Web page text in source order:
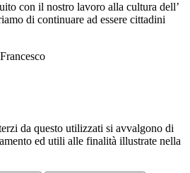
con il nostro lavoro alla cultura dell’
di continuare ad essere cittadini
da questo utilizzati si avvalgono di
ed utili alle finalità illustrate nella